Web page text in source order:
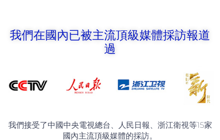
我們在國內已被主流頂級媒體採訪報道
過
我們接受了中國中央電視總台、人民日報、浙江衛視等15家
國內主流頂級媒體的採訪。